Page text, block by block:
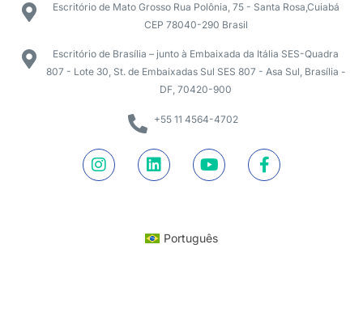
Escritório de Mato Grosso Rua Polônia, 75 - Santa Rosa,Cuiabá
CEP 78040-290 Brasil
Escritório de Brasília – junto à Embaixada da Itália SES-Quadra
807 - Lote 30, St. de Embaixadas Sul SES 807 - Asa Sul, Brasília -
DF, 70420-900
+55 11 4564-4702
Português